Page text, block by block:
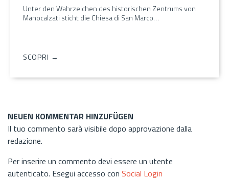
Unter den Wahrzeichen des historischen Zentrums von
Manocalzati sticht die Chiesa di San Marco…
SCOPRI →
NEUEN KOMMENTAR HINZUFÜGEN
Il tuo commento sarà visibile dopo approvazione dalla
redazione.
Per inserire un commento devi essere un utente
autenticato. Esegui accesso con Social Login